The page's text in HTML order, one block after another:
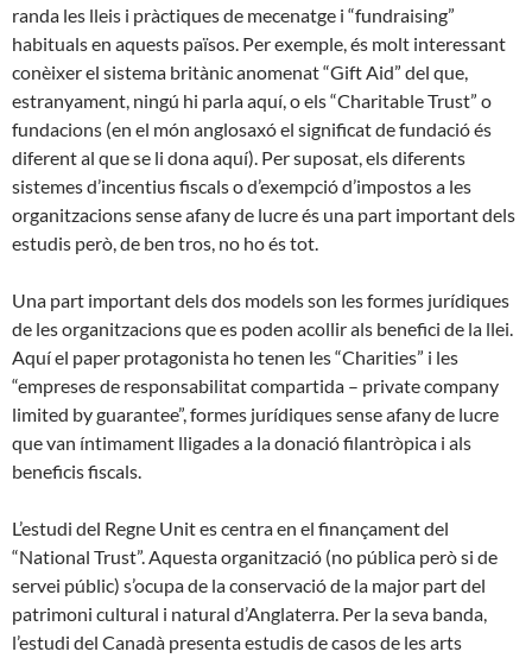
randa les lleis i pràctiques de mecenatge i “fundraising”
habituals en aquests països. Per exemple, és molt interessant
conèixer el sistema britànic anomenat “Gift Aid” del que,
estranyament, ningú hi parla aquí, o els “Charitable Trust” o
fundacions (en el món anglosaxó el significat de fundació és
diferent al que se li dona aquí). Per suposat, els diferents
sistemes d’incentius fiscals o d’exempció d’impostos a les
organitzacions sense afany de lucre és una part important dels
estudis però, de ben tros, no ho és tot.
Una part important dels dos models son les formes jurídiques
de les organitzacions que es poden acollir als benefici de la llei.
Aquí el paper protagonista ho tenen les “Charities” i les
“empreses de responsabilitat compartida – private company
limited by guarantee”, formes jurídiques sense afany de lucre
que van íntimament lligades a la donació filantròpica i als
beneficis fiscals.
L’estudi del Regne Unit es centra en el finançament del
“National Trust”. Aquesta organització (no pública però si de
servei públic) s’ocupa de la conservació de la major part del
patrimoni cultural i natural d’Anglaterra. Per la seva banda,
l’estudi del Canadà presenta estudis de casos de les arts